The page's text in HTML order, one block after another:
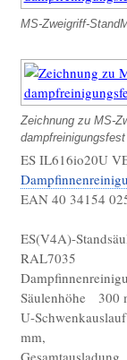
MS-Zweigriff-
Zeichnung zu MS-
dampfreinigungsfest
ES IL616io20U
EAN 40 34154
ES(V4A)-
RAL7035
Säulenhöhe 300
U-
mm,